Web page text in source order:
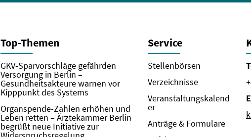
Top-Themen
GKV-Sparvorschläge gefährden
Versorgung in Berlin –
Gesundheitsakteure warnen vor
Kipppunkt des Systems
Organspende-Zahlen erhöhen und
Leben retten – Ärztekammer Berlin
begrüßt neue Initiative zur
Service
Stellenbörsen
Verzeichnisse
Veranstaltungskalend
er
Anträge & Formulare